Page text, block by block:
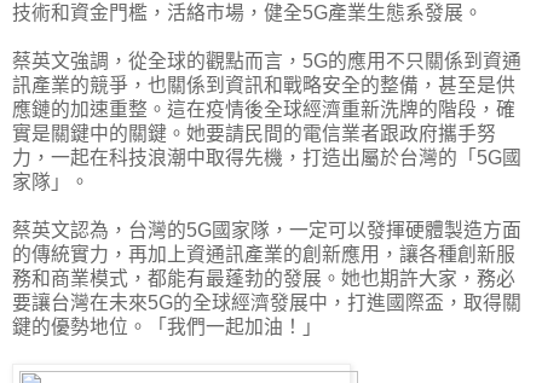
技術和資金門檻，活絡市場，健全5G產業生態系發展。
蔡英文強調，從全球的觀點而言，5G的應用不只關係到資通
訊產業的競爭，也關係到資訊和戰略安全的整備，甚至是供
應鏈的加速重整。這在疫情後全球經濟重新洗牌的階段，確
實是關鍵中的關鍵。她要請民間的電信業者跟政府攜手努
力，一起在科技浪潮中取得先機，打造出屬於台灣的「5G國
家隊」。
蔡英文認為，台灣的5G國家隊，一定可以發揮硬體製造方面
的傳統實力，再加上資通訊產業的創新應用，讓各種創新服
務和商業模式，都能有最蓬勃的發展。她也期許大家，務必
要讓台灣在未來5G的全球經濟發展中，打進國際盃，取得關
鍵的優勢地位。「我們一起加油！」